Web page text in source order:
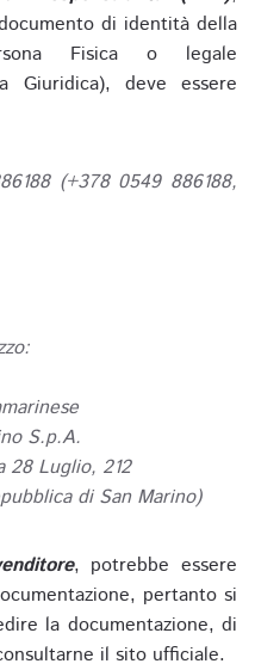
di identità della
Fisica o legale
Giuridica), deve essere
(+378 0549 886188,
S.p.A.
28 Luglio, 212
di San Marino)
, potrebbe essere
pertanto si
la documentazione, di
il sito ufficiale.